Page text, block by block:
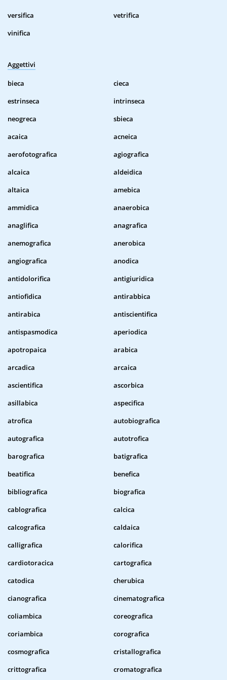
versifica
vetrifica
vinifica
Aggettivi
bieca
cieca
estrinseca
intrinseca
neogreca
sbieca
acaica
acneica
aerofotografica
agiografica
alcaica
aldeidica
altaica
amebica
ammidica
anaerobica
anaglifica
anagrafica
anemografica
anerobica
angiografica
anodica
antidolorifica
antigiuridica
antiofidica
antirabbica
antirabica
antiscientifica
antispasmodica
aperiodica
apotropaica
arabica
arcadica
arcaica
ascientifica
ascorbica
asillabica
aspecifica
atrofica
autobiografica
autografica
autotrofica
barografica
batigrafica
beatifica
benefica
bibliografica
biografica
cablografica
calcica
calcografica
caldaica
calligrafica
calorifica
cardiotoracica
cartografica
catodica
cherubica
cianografica
cinematografica
coliambica
coreografica
coriambica
corografica
cosmografica
cristallografica
crittografica
cromatografica